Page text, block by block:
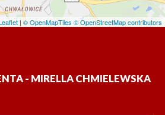
| © OpenMapTiles © OpenStreetMap contributors
- MIRELLA CHMIELEWSKA